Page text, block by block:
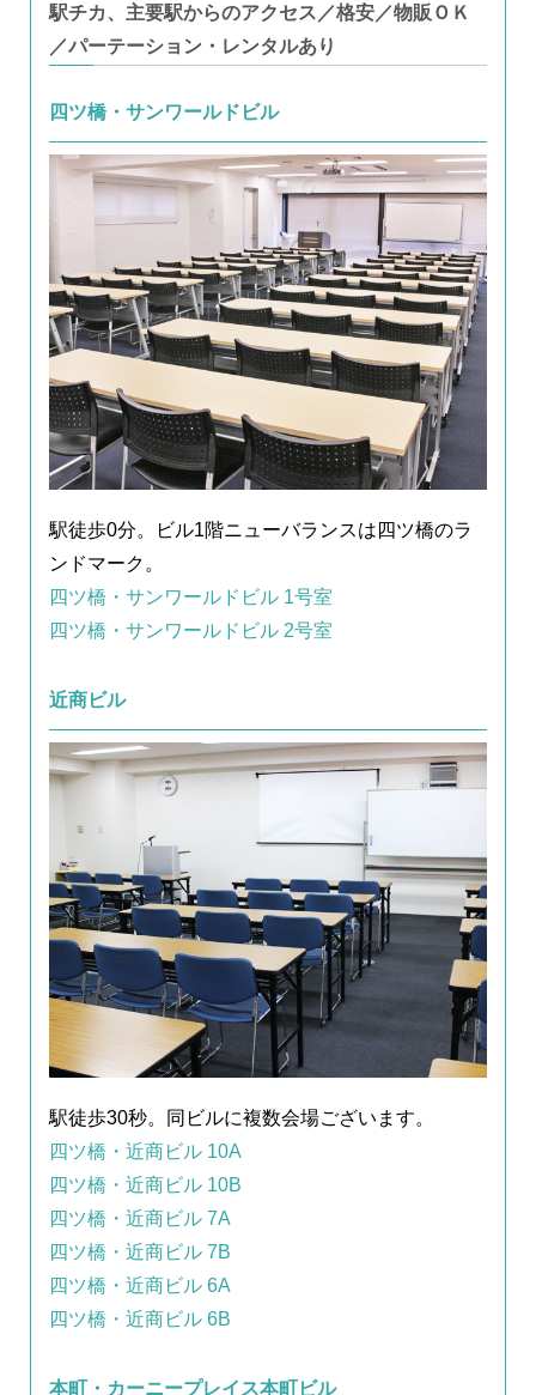
駅チカ、主要駅からのアクセス／格安／物販ＯＫ
／パーテーション・レンタルあり
四ツ橋・サンワールドビル
駅徒歩0分。ビル1階ニューバランスは四ツ橋のラ
ンドマーク。
四ツ橋・サンワールドビル 1号室
四ツ橋・サンワールドビル 2号室
近商ビル
駅徒歩30秒。同ビルに複数会場ございます。
四ツ橋・近商ビル 10A
四ツ橋・近商ビル 10B
四ツ橋・近商ビル 7A
四ツ橋・近商ビル 7B
四ツ橋・近商ビル 6A
四ツ橋・近商ビル 6B
本町・カーニープレイス本町ビル